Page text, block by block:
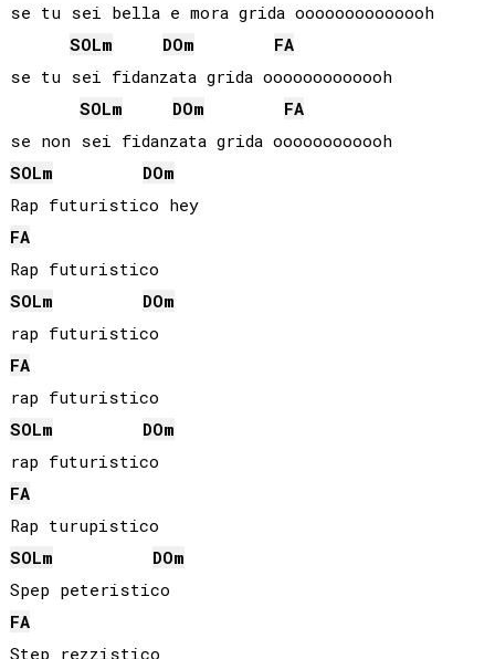
se tu sei bella e mora grida oooooooooooooh
SOLm DOm
FA
se tu sei fidanzata grida ooooooooooooh
SOLm DOm
FA
SOLm DOm
Rap futuristico hey
FA
SOLm DOm
FA
SOLm DOm
FA
SOLm DOm
FA